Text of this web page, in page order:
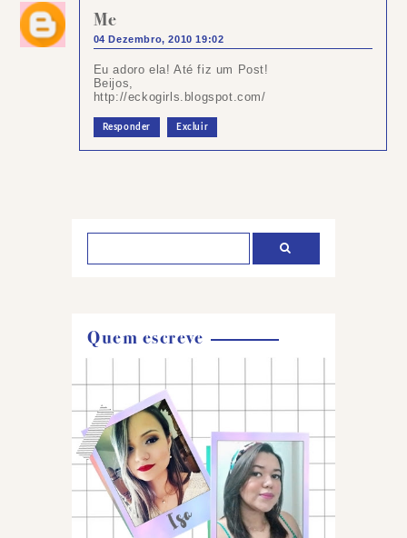
Me
04 Dezembro, 2010 19:02
Eu adoro ela! Até fiz um Post!
Beijos,
http://eckogirls.blogspot.com/
Responder Excluir
Quem escreve